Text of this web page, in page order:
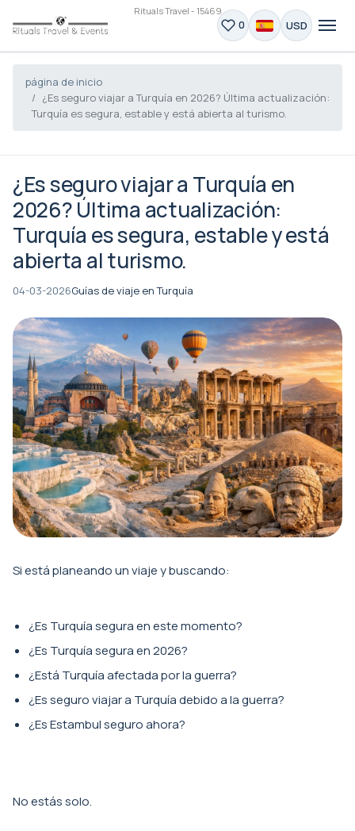
Rituals Travel - 15469
0 USD
página de inicio
¿Es seguro viajar a Turquía en 2026? Última actualización:
Turquía es segura, estable y está abierta al turismo.
¿Es seguro viajar a Turquía en
2026? Última actualización:
Turquía es segura, estable y está
abierta al turismo.
04-03-2026Guías de viaje en Turquía
Si está planeando un viaje y buscando:
¿Es Turquía segura en este momento?
¿Es Turquía segura en 2026?
¿Está Turquía afectada por la guerra?
¿Es seguro viajar a Turquía debido a la guerra?
¿Es Estambul seguro ahora?
No estás solo.